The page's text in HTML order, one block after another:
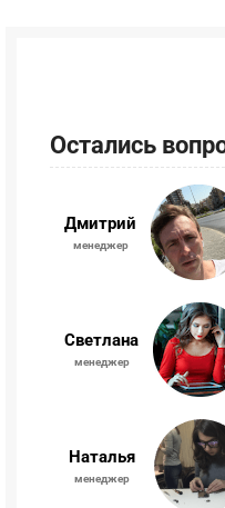
Остались
Дмитрий
менеджер
Светлана
менеджер
Наталья
менеджер